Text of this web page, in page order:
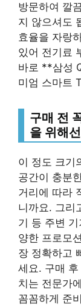
방문하여 깔
지 않으셔도
효율을 자랑
있어 전기료
바로 **삼성
미엄 스마트
구매 전
을 위해
이 정도 크기
공간이 충분
거리에 따라
니까요. 그리
기 등 주변
양한 프로모
장 정확하고
세요. 구매
치는 전문가
꼼꼼하게 준